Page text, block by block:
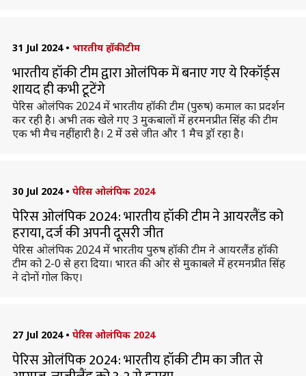
31 Jul 2024 • भारतीय हॉकी टीम
भारतीय हॉकी टीम द्वारा ओलंपिक में बनाए गए ये रिकॉर्ड्स
शायद ही कभी टूटेंगे
पेरिस ओलंपिक 2024 में भारतीय हॉकी टीम (पुरुष) कमाल का प्रदर्शन
कर रही है। अभी तक खेले गए 3 मुकबालों में हरमनप्रीत सिंह की टीम
एक भी मैच नहीं हारी है। 2 में उसे जीत और 1 मैच ड्रॉ रहा है।
30 Jul 2024 • पेरिस ओलंपिक 2024
पेरिस ओलंपिक 2024: भारतीय हॉकी टीम ने आयरलैंड को
हराया, दर्ज की अपनी दूसरी जीत
पेरिस ओलंपिक 2024 में भारतीय पुरुष हॉकी टीम ने आयरलैंड हॉकी
टीम को 2-0 से हरा दिया। भारत की ओर से मुकाबले में हरमनप्रीत सिंह
ने दोनों गोल किए।
27 Jul 2024 • पेरिस ओलंपिक 2024
पेरिस ओलंपिक 2024: भारतीय हॉकी टीम का जीत से